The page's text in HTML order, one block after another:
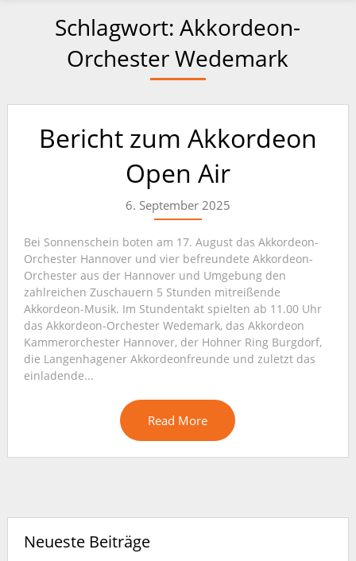
Schlagwort:Akkordeon-
Orchester Wedemark
Bericht zum Akkordeon
Open Air
6. September 2025
Bei Sonnenschein boten am 17. August das Akkordeon-
Orchester Hannover und vier befreundete Akkordeon-
Orchester aus der Hannover und Umgebung den
zahlreichen Zuschauern 5 Stunden mitreißende
Akkordeon-Musik. Im Stundentakt spielten ab 11.00 Uhr
das Akkordeon-Orchester Wedemark, das Akkordeon
Kammerorchester Hannover, der Hohner Ring Burgdorf,
die Langenhagener Akkordeonfreunde und zuletzt das
einladende...
Read More
Neueste Beiträge